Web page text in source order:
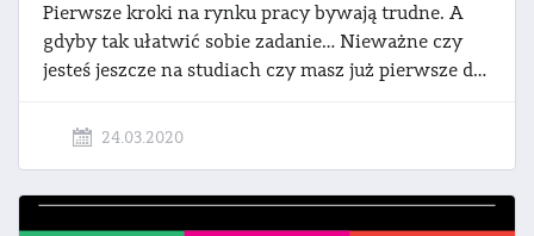
Pierwsze kroki na rynku pracy bywają trudne. A
gdyby tak ułatwić sobie zadanie… Nieważne czy
jesteś jeszcze na studiach czy masz już pierwsze doświadczenia zawodowe za sobą lub dopiero poszukujesz pierwszych praktyk. Poznaj metody badania sprawozdań finansowych i czerp wiedzę od ekspertów KPMG!
24.03.2020